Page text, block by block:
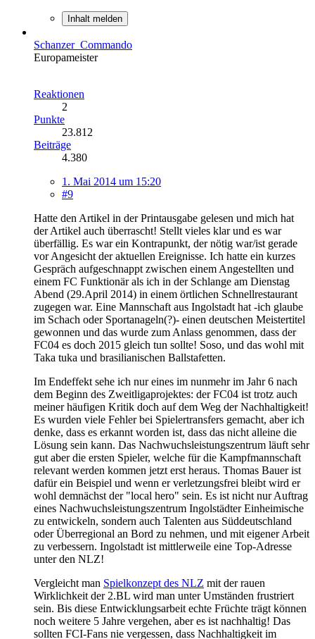
Inhalt melden
Schanzer_Commando
Europameister
Reaktionen
2
Punkte
23.812
Beiträge
4.380
1. Mai 2014 um 15:20
#9
Hatte den Artikel in der Printausgabe gelesen und mich hat
der Artikel auch überrascht! Stellt vieles klar und es war
überfällig. Es war ein Kontrapunkt, der nötig war/ist gerade
vor Angesicht der aktuellen Ereignisse. Ich hatte ein kurzes
Gespräch aufgeschnappt zwischen einem Angestellten und
einem FC Funktionär als ich in der Schlange am Dienstag
Abend (29.April 2014) in einem örtlichen Schnellrestaurant
zugegen war. Eine Mannschaft aus Ingolstadt hat -ich glaube
im Schach oder Sportanageln(?)- einen deutschen Meistertitel
gewonnen und das wurde zum Anlass genommen, dass der
FC04 es doch 2015 gleich tun sollte! Soso, und das wohl mit
Taka tuka und brasilianischen Ballstafetten.
Im Endeffekt sehe ich nur eines im nunmehr im Jahr 6 nach
dem Beginn des Zweitligaprojektes: der FC04 ist trotz auch
meiner häufigen Kritik doch auf dem Weg der Nachhaltigkeit!
Es wurden viele Fehler bei Spielertransfers gemacht, aber ich
denke, dass es erkannt worden ist, dass das nicht alleine die
Lösung sein kann. Das Nachwuchsleistungszentrum läuft sehr
gut aber die ersten Spieler, welche für die Kampfmannschaft
relevant werden kommen jetzt erst heraus. Thomas Bauer ist
dafür ein Beispiel und wenn er verletzungsfrei bleibt wird er
wohl demnächst der "local hero" sein. Es ist nicht nur Auftrag
eines Nachwuchsleistungszentrum Ingolstädter Einheimische
zu entwickeln, sondern auch Talenten aus Süddeutschland
oder Überregional an Bord zu nehmen, und mit eigener Arbeit
zu verbessern. Ingolstadt ist mittlerweile eine Top-Adresse
unter den NLZ!
Vergleicht man Spielkonzept des NLZ mit der rauen
Wirklichkeit der 2.BL wird man unter Umständen frustriert
sein. Bis diese Entwicklungsarbeit echte Früchte trägt können
noch weitere 5 Jahre vergehen, aber es ist nachhaltig! Das
sollten FCI-Fans nie vergessen, dass Nachhaltigkeit im